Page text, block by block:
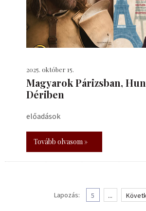
2025. október 15.
​Magyarok Párizsban,
Dériben
előadások
Tovább olvasom »
Lapozás: 5 ...